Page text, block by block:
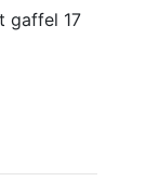
gaffel 17